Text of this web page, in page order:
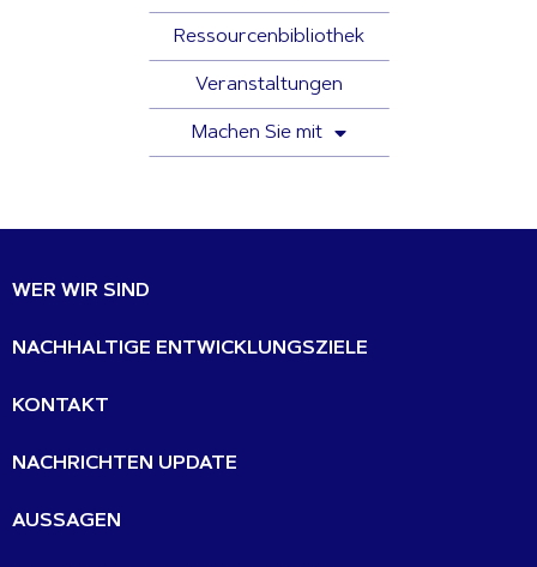
Ressourcenbibliothek
Veranstaltungen
Machen Sie mit
WER WIR SIND
NACHHALTIGE ENTWICKLUNGSZIELE
KONTAKT
NACHRICHTEN UPDATE
AUSSAGEN